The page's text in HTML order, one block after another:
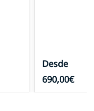
Desde
690,00€